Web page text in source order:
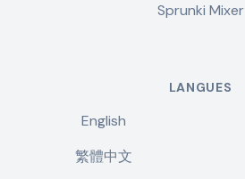
Sprunki Mixer
LANGUES
English
繁體中文